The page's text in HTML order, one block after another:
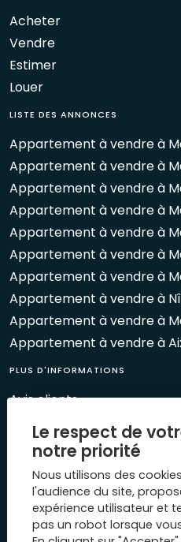
Le respect de
notre priorité
Nous utilisons des
l'audience du site,
expérience utilisateur et
pas un robot lorsque
Acheter
Vendre
Estimer
Louer
LISTE DES ANNONCES
Appartement à vendre à
Appartement à vendre à
Appartement à vendre à
Appartement à vendre à
Appartement à vendre à
Appartement à vendre à
Appartement à vendre à
Appartement à vendre à
Appartement à vendre à
Appartement à vendre à
PLUS D'INFORMATIONS
Avis clients
Le Mag 1894
Nos évènements
Biens vendus
Plan du site
Mentions légales
Nous contacter